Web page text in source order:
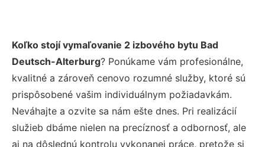
Koľko stojí vymaľovanie 2 izbového bytu Bad
Deutsch-Alterburg? Ponúkame vám profesionálne,
kvalitné a zároveň cenovo rozumné služby, ktoré sú
prispôsobené vašim individuálnym požiadavkám.
Neváhajte a ozvite sa nám ešte dnes. Pri realizácií
služieb dbáme nielen na precíznosť a odbornosť, ale
aj na dôslednú kontrolu vykonanej práce, pretože si